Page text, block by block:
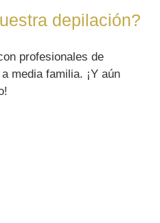
depilación?
profesionales de
media familia. ¡Y aún